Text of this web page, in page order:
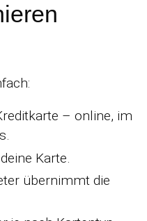
– online, im
Karte.
übernimmt die